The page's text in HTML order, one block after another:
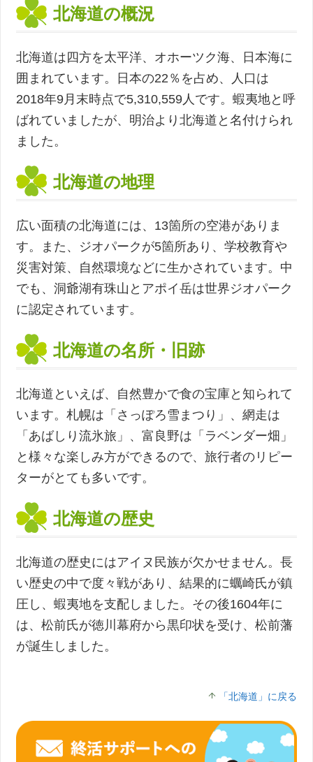
北海道の概況
北海道は四方を太平洋、オホーツク海、日本海に
囲まれています。日本の22％を占め、人口は
2018年9月末時点で5,310,559人です。蝦夷地と呼
ばれていましたが、明治より北海道と名付けられ
ました。
北海道の地理
広い面積の北海道には、13箇所の空港がありま
す。また、ジオパークが5箇所あり、学校教育や
災害対策、自然環境などに生かされています。中
でも、洞爺湖有珠山とアポイ岳は世界ジオパーク
に認定されています。
北海道の名所・旧跡
北海道といえば、自然豊かで食の宝庫と知られて
います。札幌は「さっぽろ雪まつり」、網走は
「あばしり流氷旅」、富良野は「ラベンダー畑」
と様々な楽しみ方ができるので、旅行者のリピー
ターがとても多いです。
北海道の歴史
北海道の歴史にはアイヌ民族が欠かせません。長
い歴史の中で度々戦があり、結果的に蠣崎氏が鎮
圧し、蝦夷地を支配しました。その後1604年に
は、松前氏が徳川幕府から黒印状を受け、松前藩
が誕生しました。
「北海道」に戻る